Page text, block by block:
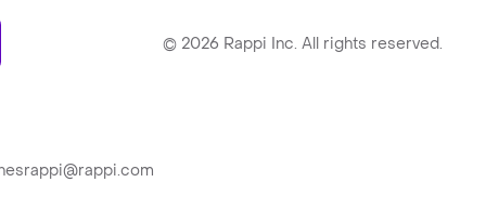
© 2026 Rappi Inc. All rights reserved.